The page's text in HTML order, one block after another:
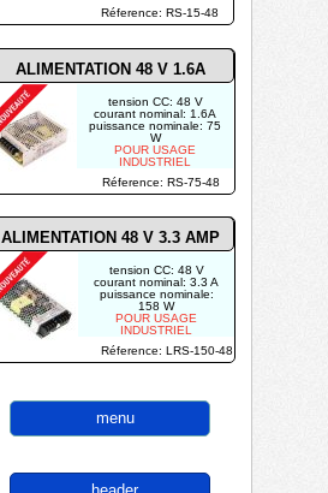
menu
header
ALIMENTATION 48 V 3.3 AMP
tension CC: 48 V
courant nominal: 3.3 A
puissance nominale:
158 W
POUR USAGE
INDUSTRIEL
Réference: LRS-150-48
Réference: RS-15-48
ALIMENTATION 48 V 1.6A
tension CC: 48 V
courant nominal: 1.6A
puissance nominale: 75
W
POUR USAGE
INDUSTRIEL
Réference: RS-75-48